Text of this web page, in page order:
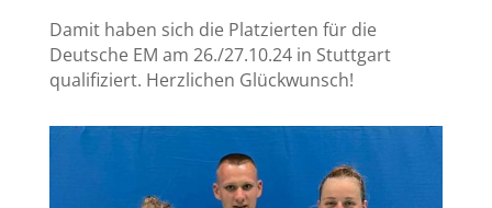
Damit haben sich die Platzierten für die
Deutsche EM am 26./27.10.24 in Stuttgart
qualifiziert. Herzlichen Glückwunsch!